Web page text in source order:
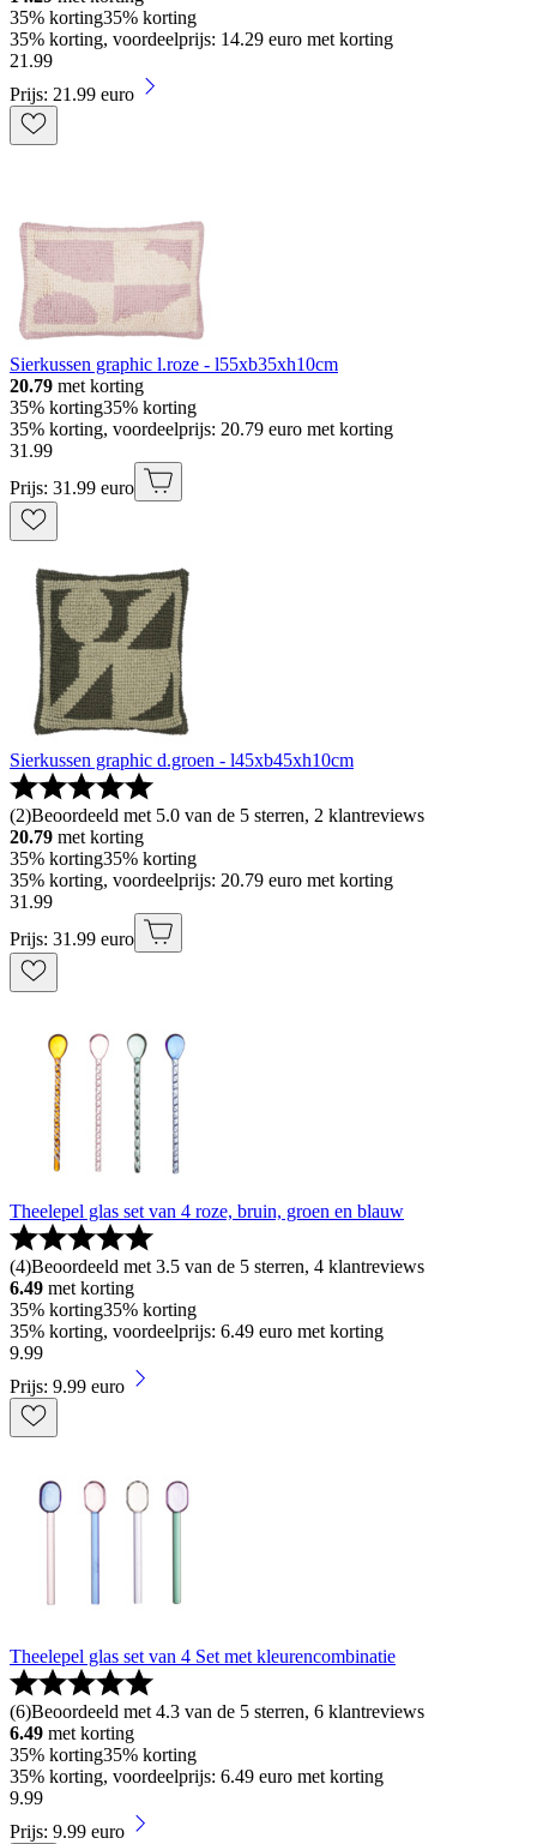
35% korting35% korting
35% korting, voordeelprijs: 14.29 euro met korting
21 .99
Prijs: 21.99 euro
Sierkussen graphic l.roze - l55xb35xh10cm
20.79 met korting
35% korting35% korting
35% korting, voordeelprijs: 20.79 euro met korting
31 .99
Prijs: 31.99 euro
Sierkussen graphic d.groen - l45xb45xh10cm
(2)Beoordeeld met 5.0 van de 5 sterren, 2 klantreviews
20.79 met korting
35% korting35% korting
35% korting, voordeelprijs: 20.79 euro met korting
31 .99
Prijs: 31.99 euro
Theelepel glas set van 4 roze, bruin, groen en blauw
(4)Beoordeeld met 3.5 van de 5 sterren, 4 klantreviews
6.49 met korting
35% korting35% korting
35% korting, voordeelprijs: 6.49 euro met korting
9.99
Prijs: 9.99 euro
Theelepel glas set van 4 Set met kleurencombinatie
(6)Beoordeeld met 4.3 van de 5 sterren, 6 klantreviews
6.49 met korting
35% korting35% korting
35% korting, voordeelprijs: 6.49 euro met korting
9.99
Prijs: 9.99 euro